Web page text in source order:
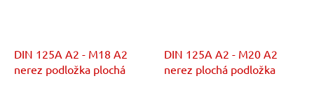
DIN 125A A2 - M18 A2
nerez podložka plochá
DIN 125A A2 - M20 A2
nerez plochá podložka